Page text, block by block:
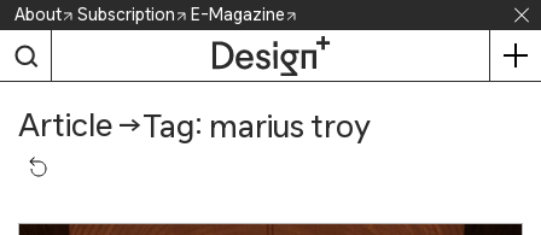
Skip
content
About Subscription E-Magazine
Article →Tag: marius troy